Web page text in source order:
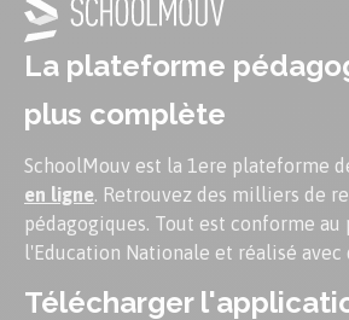
La plateforme
plus complète
SchoolMouv est la 1ere plateforme
en ligne. Retrouvez des milliers de
pédagogiques. Tout est conforme au
l'Education Nationale et réalisé avec
Télécharger